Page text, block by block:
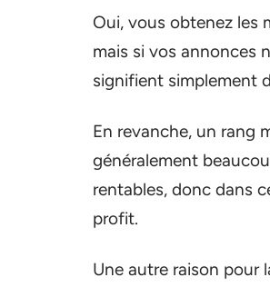
Oui, vous obtenez les
mais si vos annonces
signifient simplement
En revanche, un rang
généralement
rentables, donc dans
profit.
Une autre raison pour